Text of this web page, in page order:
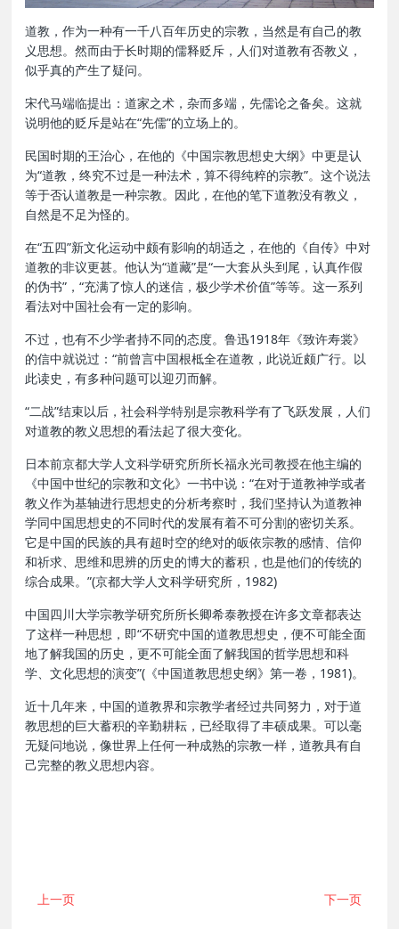
道教，作为一种有一千八百年历史的宗教，当然是有自己的教
义思想。然而由于长时期的儒释贬斥，人们对道教有否教义，
似乎真的产生了疑问。
宋代马端临提出：道家之术，杂而多端，先儒论之备矣。这就
说明他的贬斥是站在“先儒”的立场上的。
民国时期的王治心，在他的《中国宗教思想史大纲》中更是认
为“道教，终究不过是一种法术，算不得纯粹的宗教”。这个说法
等于否认道教是一种宗教。因此，在他的笔下道教没有教义，
自然是不足为怪的。
在“五四”新文化运动中颇有影响的胡适之，在他的《自传》中对
道教的非议更甚。他认为“道藏”是“一大套从头到尾，认真作假
的伪书”，“充满了惊人的迷信，极少学术价值”等等。这一系列
看法对中国社会有一定的影响。
不过，也有不少学者持不同的态度。鲁迅1918年《致许寿裳》
的信中就说过：“前曾言中国根柢全在道教，此说近颇广行。以
此读史，有多种问题可以迎刃而解。
“二战”结束以后，社会科学特别是宗教科学有了飞跃发展，人们
对道教的教义思想的看法起了很大变化。
日本前京都大学人文科学研究所所长福永光司教授在他主编的
《中国中世纪的宗教和文化》一书中说：“在对于道教神学或者
教义作为基轴进行思想史的分析考察时，我们坚持认为道教神
学同中国思想史的不同时代的发展有着不可分割的密切关系。
它是中国的民族的具有超时空的绝对的皈依宗教的感情、信仰
和祈求、思维和思辨的历史的博大的蓄积，也是他们的传统的
综合成果。”(京都大学人文科学研究所，1982)
中国四川大学宗教学研究所所长卿希泰教授在许多文章都表达
了这样一种思想，即“不研究中国的道教思想史，便不可能全面
地了解我国的历史，更不可能全面了解我国的哲学思想和科
学、文化思想的演变”(《中国道教思想史纲》第一卷，1981)。
近十几年来，中国的道教界和宗教学者经过共同努力，对于道
教思想的巨大蓄积的辛勤耕耘，已经取得了丰硕成果。可以毫
无疑问地说，像世界上任何一种成熟的宗教一样，道教具有自
己完整的教义思想内容。
上一页 下一页